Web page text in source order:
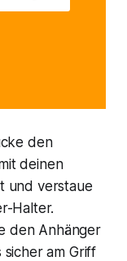
den
deinen
und verstaue
Halter.
den Anhänger
am Griff